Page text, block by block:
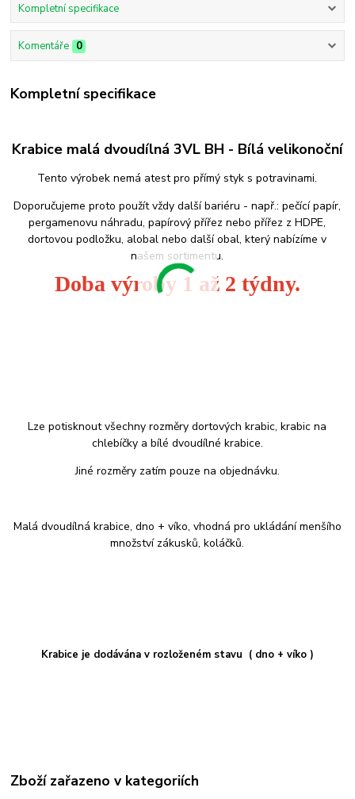
Kompletní specifikace
Komentáře 0
Kompletní specifikace
Krabice malá dvoudílná 3VL BH - Bílá velikonoční
Tento výrobek nemá atest pro přímý styk s potravinami.
Doporučujeme proto použít vždy další bariéru - např.: pečící papír,
pergamenovu náhradu, papírový přířez nebo přířez z HDPE,
dortovou podložku, alobal nebo další obal, který nabízíme v
našem sortimentu.
Doba výroby 1 až 2 týdny.
Lze potisknout všechny rozměry dortových krabic, krabic na
chlebíčky a bílé dvoudílné krabice.
Jiné rozměry zatím pouze na objednávku.
Malá dvoudílná krabice, dno + víko, vhodná pro ukládání menšího
množství zákusků, koláčků.
Krabice je dodávána v rozloženém stavu ( dno + víko )
Zboží zařazeno v kategoriích